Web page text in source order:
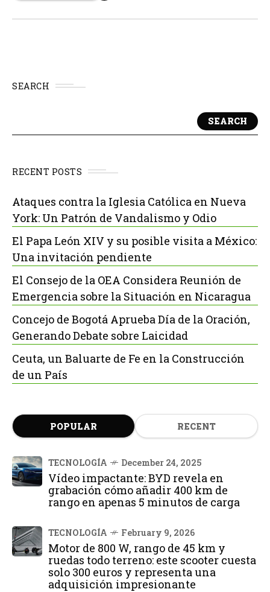
SEARCH
SEARCH
RECENT POSTS
Ataques contra la Iglesia Católica en Nueva
York: Un Patrón de Vandalismo y Odio
El Papa León XIV y su posible visita a México:
Una invitación pendiente
El Consejo de la OEA Considera Reunión de
Emergencia sobre la Situación en Nicaragua
Concejo de Bogotá Aprueba Día de la Oración,
Generando Debate sobre Laicidad
Ceuta, un Baluarte de Fe en la Construcción
de un País
POPULAR RECENT
TECNOLOGÍA December 24, 2025
Vídeo impactante: BYD revela en
grabación cómo añadir 400 km de
rango en apenas 5 minutos de carga
TECNOLOGÍA February 9, 2026
Motor de 800 W, rango de 45 km y
ruedas todo terreno: este scooter cuesta
solo 300 euros y representa una
adquisición impresionante